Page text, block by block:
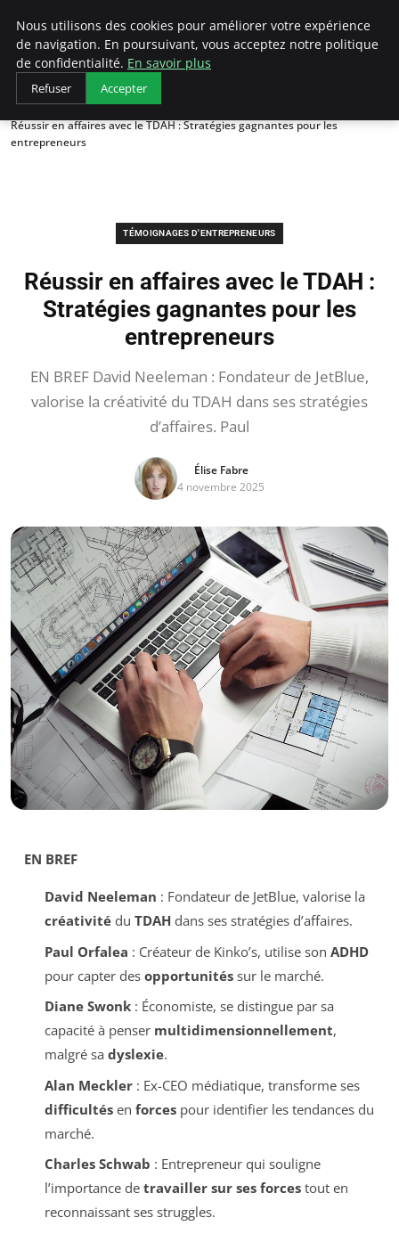
LECFCM
Accueil
Témoignages d'entrepreneurs
Réussir en affaires avec le TDAH : Stratégies gagnantes pour les
entrepreneurs
TÉMOIGNAGES D'ENTREPRENEURS
Réussir en affaires avec le TDAH :
Stratégies gagnantes pour les
entrepreneurs
EN BREF David Neeleman : Fondateur de JetBlue,
valorise la créativité du TDAH dans ses stratégies
d’affaires. Paul
Élise Fabre
4 novembre 2025
EN BREF
David Neeleman : Fondateur de JetBlue, valorise la
créativitédu TDAHdans ses stratégies d’affaires.
Paul Orfalea : Créateur de Kinko’s, utilise son ADHD
pour capter des opportunitéssur le marché.
Diane Swonk: Économiste, se distingue par sa
capacité à penser multidimensionnellement,
malgré sa dyslexie.
Alan Meckler: Ex-CEO médiatique, transforme ses
difficultésen forcespour identifier les tendances du
marché.
Charles Schwab : Entrepreneur qui souligne
l’importance de travailler sur ses forcestout en
reconnaissant ses struggles.
Nous utilisons des cookies pour améliorer votre expérience
de navigation. En poursuivant, vous acceptez notre politique
de confidentialité. En savoir plus
Refuser Accepter